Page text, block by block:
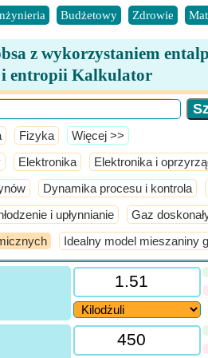
Budżetowy Zdrowie
z wykorzystaniem
entropii Kalkulator
Fizyka ​Więcej >>
Elektronika Elektronika i
Dynamika procesu i kontrola
i upłynnianie Gaz
Idealny model mieszaniny